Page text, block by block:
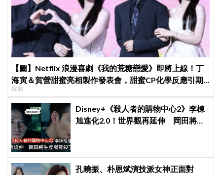
【圖】Netflix 浪漫喜劇《我的荒糖戀愛》即將上線！丁
海寅＆賀營甜蜜亮相製作發表會，甜蜜CP化學反應引期
待
韓劇
Disney+《殺人者的購物中心2》李棟
旭進化2.0！世界觀再延伸 岡田將生
孔曉振、朴恩斌演技派女神正面對